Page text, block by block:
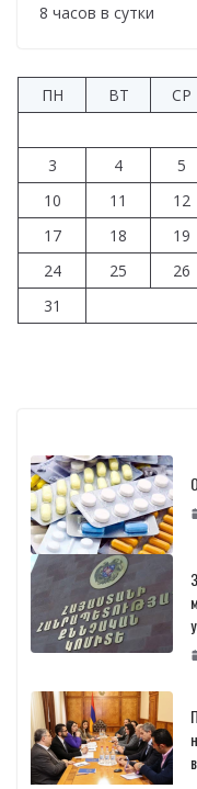
8 часов в сутки
ПН
ВТ СР
3
4 5
10
11 12
17
18 19
24
25 26
31